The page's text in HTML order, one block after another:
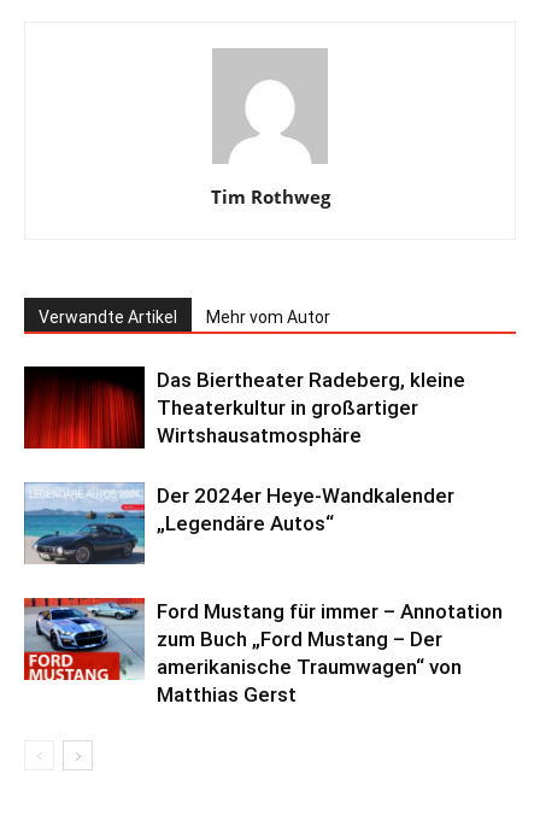
Tim Rothweg
Verwandte Artikel Mehr vom Autor
Das Biertheater Radeberg, kleine
Theaterkultur in großartiger
Wirtshausatmosphäre
Der 2024er Heye-Wandkalender
„Legendäre Autos“
Ford Mustang für immer – Annotation
zum Buch „Ford Mustang – Der
amerikanische Traumwagen“ von
Matthias Gerst